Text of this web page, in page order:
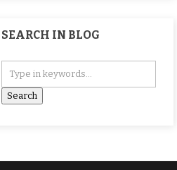
SEARCH IN BLOG